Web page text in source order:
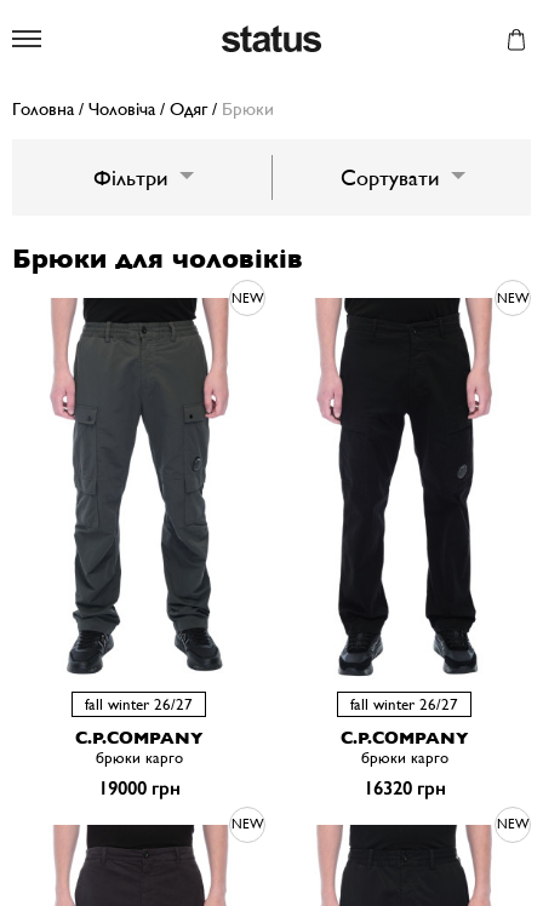
Головна / Чоловіча / Одяг/ Брюки
Брюки для чоловіків
NEW
fall winter 26/27
C.P.COMPANY
брюки карго
19000 грн
NEW
fall winter 26/27
C.P.COMPANY
брюки карго
16320 грн
NEW NEW
Фільтри Сортувати